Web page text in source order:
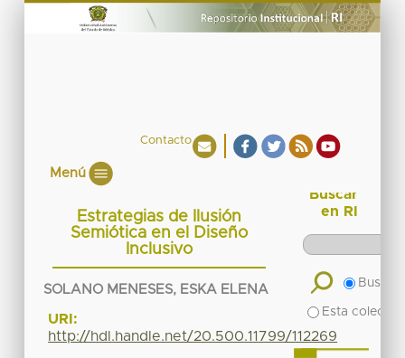
Contacto
Menú
Estrategias de Ilusión
Semiótica en el Diseño
Inclusivo
SOLANO MENESES, ESKA ELENA
URI:
http://hdl.handle.net/20.500.11799/112269
Buscar
en RI
Buscar
Esta